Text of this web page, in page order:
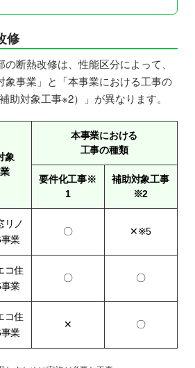
修
断熱改修は、性能区分によって、
象事業」と「本事業における工事の
助対象工事※2）」が異なります。
象
本事業における
工事の種類
要件化工事※
1
補助対象工事
※2
リノ
業
〇 ✕※5
コ住
業
〇 〇
コ住
業
✕ 〇